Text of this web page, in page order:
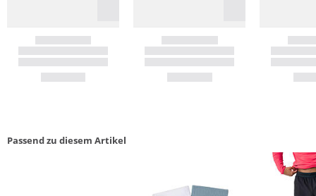
Passend zu diesem Artikel